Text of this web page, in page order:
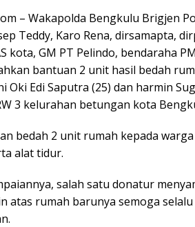
– Wakapolda Bengkulu Brigjen
Teddy, Karo Rena, dirsamapta,
kota, GM PT Pelindo, bendaraha
bantuan 2 unit hasil bedah
Oki Edi Saputra (25) dan harmin
3 kelurahan betungan kota
bedah 2 unit rumah kepada
alat tidur.
salah satu donatur
atas rumah barunya semoga